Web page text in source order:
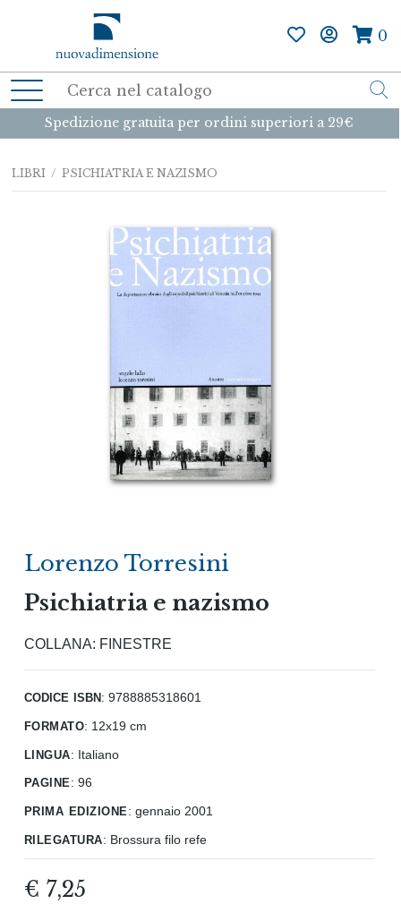
0
Spedizione gratuita per ordini superiori a 29€
LIBRI / PSICHIATRIA E NAZISMO
Lorenzo Torresini
Psichiatria e nazismo
COLLANA: FINESTRE
codice isbn: 9788885318601
formato: 12x19 cm
lingua: Italiano
pagine: 96
prima edizione: gennaio 2001
rilegatura: Brossura filo refe
€ 7,25